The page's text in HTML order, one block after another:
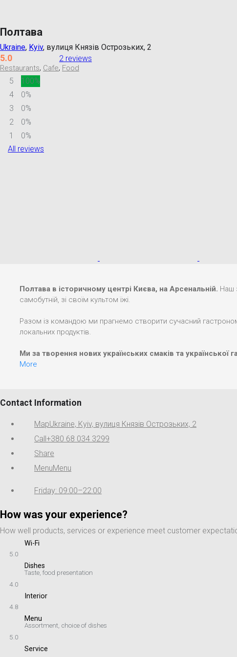
Полтава
Ukraine, Kyiv, вулиця Князів Острозьких, 2
5.0 2 reviews
Restaurants, Cafe, Food
5
100%
4
0%
3
0%
2
0%
1
0%
All reviews
Полтава в історичному центрі Києва, на Арсенальній. Наш
самобутній, зі своїм культом їжі.
Разом із командою ми прагнемо створити сучасний
локальних продуктів.
Ми за творення нових українських смаків та української
More
Contact Information
MapUkraine, Kyiv, вулиця Князів Острозьких, 2
Call+380 68 034 3299
Share
MenuMenu
Friday: 09:00–22:00
How was your experience?
How well products, services or experience meet customer
Wi-Fi
5.0
Dishes
Taste, food presentation
4.0
Interior
4.8
Menu
Assortment, choice of dishes
5.0
Service